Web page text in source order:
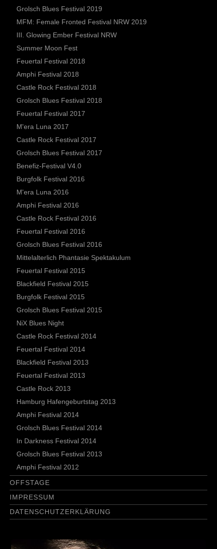
Grolsch Blues Festival 2019
MFM: Female Fronted Festival NRW 2019
III. Glowing Ember Festival NRW
Summer Moon Fest
Feuertal Festival 2018
Amphi Festival 2018
Castle Rock Festival 2018
Grolsch Blues Festival 2018
Feuertal Festival 2017
M'era Luna 2017
Castle Rock Festival 2017
Grolsch Blues Festival 2017
Benefiz-Festival V4.0
Burgfolk Festival 2016
M'era Luna 2016
Amphi Festival 2016
Castle Rock Festival 2016
Feuertal Festival 2016
Grolsch Blues Festival 2016
Mittelalterlich Phantasie Spektakulum
Feuertal Festival 2015
Blackfield Festival 2015
Burgfolk Festival 2015
Grolsch Blues Festival 2015
NiX Blues Night
Castle Rock Festival 2014
Feuertal Festival 2014
Blackfield Festival 2013
Feuertal Festival 2013
Castle Rock 2013
Hamburg Hafengeburtstag 2013
Amphi Festival 2014
Grolsch Blues Festival 2014
In Darkness Festival 2014
Grolsch Blues Festival 2013
Amphi Festival 2012
OFFSTAGE
IMPRESSUM
DATENSCHUTZERKLÄRUNG